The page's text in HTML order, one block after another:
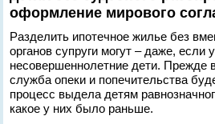
оформление мирового
Разделить ипотечное жилье без
органов супруги могут – даже, если
несовершеннолетние дети. Прежде
служба опеки и попечительства
процесс выдела детям
какое у них было раньше.